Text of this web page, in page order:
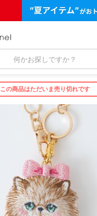
何かお探しですか？
この商品はただいま売り切れです